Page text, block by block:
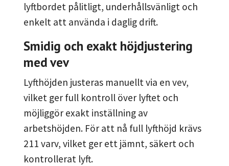
lyftbordet pålitligt, underhållsvänligt och
enkelt att använda i daglig drift.
Smidig och exakt höjdjustering
med vev
Lyfthöjden justeras manuellt via en vev,
vilket ger full kontroll över lyftet och
möjliggör exakt inställning av
arbetshöjden. För att nå full lyfthöjd krävs
211 varv, vilket ger ett jämnt, säkert och
kontrollerat lyft.